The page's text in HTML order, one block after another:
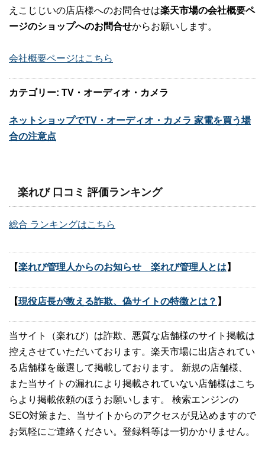
えこじじいの店店様へのお問合せは楽天市場の会社概要ペ
ージのショップへのお問合せからお願いします。
会社概要ページはこちら
カテゴリー: TV・オーディオ・カメラ
ネットショップでTV・オーディオ・カメラ 家電を買う場
合の注意点
楽れび 口コミ 評価ランキング
総合 ランキングはこちら
【楽れび管理人からのお知らせ 楽れび管理人とは 】
【現役店長が教える詐欺、偽サイトの特徴とは？ 】
当サイト（楽れび）は詐欺、悪質な店舗様のサイト掲載は
控えさせていただいております。楽天市場に出店されてい
る店舗様を厳選して掲載しております。 新規の店舗様、
また当サイトの漏れにより掲載されていない店舗様はこち
らより掲載依頼のほうお願いします。 検索エンジンの
SEO対策また、当サイトからのアクセスが見込めますので
お気軽にご連絡ください。登録料等は一切かかりません。